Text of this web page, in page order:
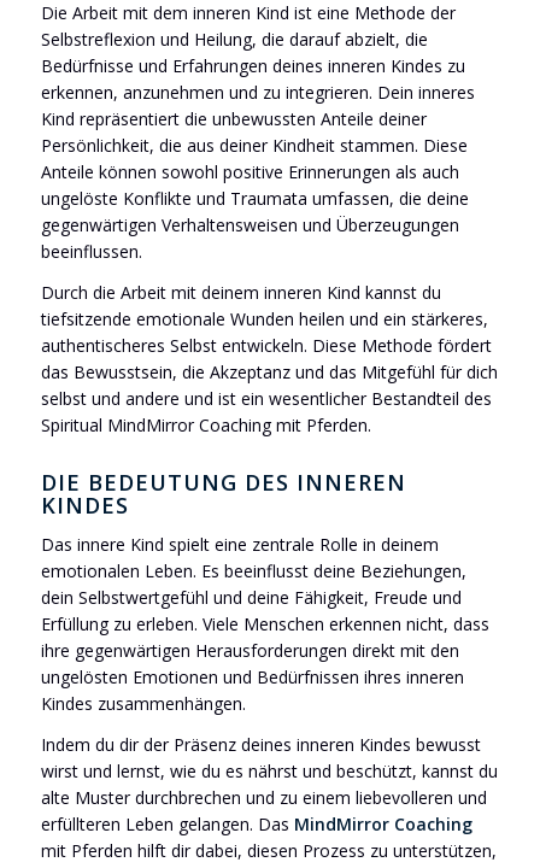
Die Arbeit mit dem inneren Kind ist eine Methode der
Selbstreflexion und Heilung, die darauf abzielt, die
Bedürfnisse und Erfahrungen deines inneren Kindes zu
erkennen, anzunehmen und zu integrieren. Dein inneres
Kind repräsentiert die unbewussten Anteile deiner
Persönlichkeit, die aus deiner Kindheit stammen. Diese
Anteile können sowohl positive Erinnerungen als auch
ungelöste Konflikte und Traumata umfassen, die deine
gegenwärtigen Verhaltensweisen und Überzeugungen
beeinflussen.
Durch die Arbeit mit deinem inneren Kind kannst du
tiefsitzende emotionale Wunden heilen und ein stärkeres,
authentischeres Selbst entwickeln. Diese Methode fördert
das Bewusstsein, die Akzeptanz und das Mitgefühl für dich
selbst und andere und ist ein wesentlicher Bestandteil des
Spiritual MindMirror Coaching mit Pferden.
DIE BEDEUTUNG DES INNEREN
KINDES
Das innere Kind spielt eine zentrale Rolle in deinem
emotionalen Leben. Es beeinflusst deine Beziehungen,
dein Selbstwertgefühl und deine Fähigkeit, Freude und
Erfüllung zu erleben. Viele Menschen erkennen nicht, dass
ihre gegenwärtigen Herausforderungen direkt mit den
ungelösten Emotionen und Bedürfnissen ihres inneren
Kindes zusammenhängen.
Indem du dir der Präsenz deines inneren Kindes bewusst
wirst und lernst, wie du es nährst und beschützt, kannst du
alte Muster durchbrechen und zu einem liebevolleren und
erfüllteren Leben gelangen. Das MindMirror Coaching
mit Pferden hilft dir dabei, diesen Prozess zu unterstützen,